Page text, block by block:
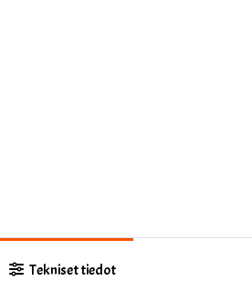
Tekniset tiedot